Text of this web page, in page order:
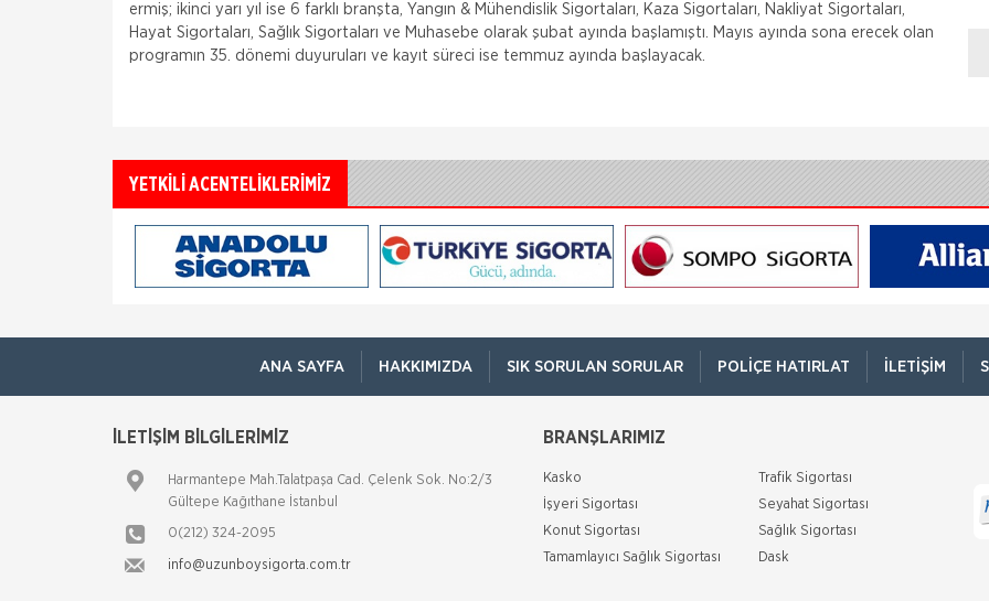
ermiş; ikinci yarı yıl ise 6 farklı branşta, Yangın & Mühendislik Sigortaları, Kaza Sigortaları, Nakliyat Sigortaları,
Hayat Sigortaları, Sağlık Sigortaları ve Muhasebe olarak şubat ayında başlamıştı. Mayıs ayında sona erecek olan
programın 35. dönemi duyuruları ve kayıt süreci ise temmuz ayında başlayacak.
YETKİLİ ACENTELİKLERİMİZ
ANA SAYFA HAKKIMIZDA SIK SORULAN SORULAR POLIÇE HATIRLAT İLETIŞIM
İLETİŞİM BİLGİLERİMİZ
Harmantepe Mah.Talatpaşa Cad. Çelenk Sok. No:2/3
Gültepe Kağıthane İstanbul
0(212) 324-2095
info@uzunboysigorta.com.tr
BRANŞLARIMIZ
Kasko
Trafik Sigortası
İşyeri Sigortası
Seyahat Sigortası
Konut Sigortası
Sağlık Sigortası
Tamamlayıcı Sağlık Sigortası
Dask